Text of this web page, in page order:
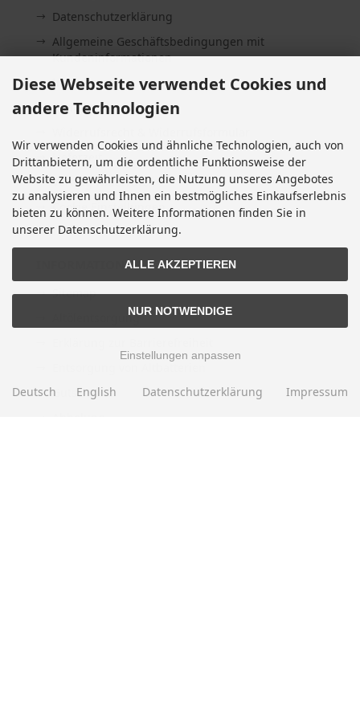
Datenschutzerklärung
Allgemeine Geschäftsbedingungen mit
Kundeninformationen
Impressum
Kontakt
Lieferzeit
Vertrag widerrufen
Cookie Einstellungen
INFORMATIONEN
Sitemap
Altölentsorgung
Gutscheine
Diese Webseite verwendet Cookies und
andere Technologien
Wir verwenden Cookies und ähnliche Technologien, auch von
Drittanbietern, um die ordentliche Funktionsweise der
Website zu gewährleisten, die Nutzung unseres Angebotes
zu analysieren und Ihnen ein bestmögliches Einkaufserlebnis
bieten zu können. Weitere Informationen finden Sie in
unserer Datenschutzerklärung.
ALLE AKZEPTIEREN
NUR NOTWENDIGE
Einstellungen anpassen
Deutsch English Datenschutzerklärung Impressum